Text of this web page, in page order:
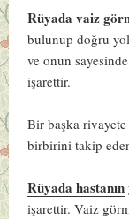
Rüyada vaiz
bulunup doğru
ve onun
işarettir.
Bir başka
birbirini takip
Rüyada hastanın
işarettir. Vaiz